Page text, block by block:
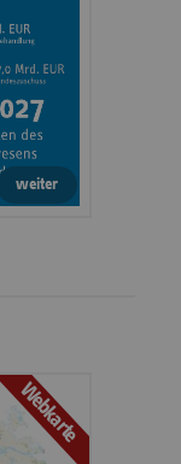
weiter
Webkarte